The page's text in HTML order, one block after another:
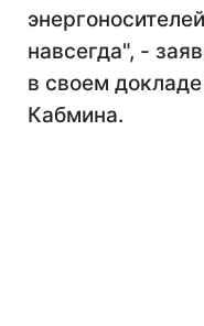
навсегда", -
в своем
Кабмина.